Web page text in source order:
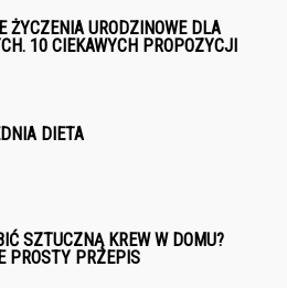
ŻYCZENIA URODZINOWE DLA
10 CIEKAWYCH PROPOZYCJI
DIETA
SZTUCZNĄ KREW W DOMU?
PROSTY PRZEPIS